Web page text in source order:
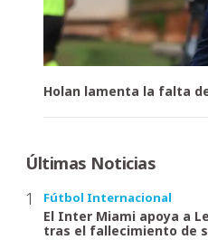
Holan lamenta la falta
Últimas Noticias
Fútbol Internacional
El Inter Miami apoya a
tras el fallecimiento de